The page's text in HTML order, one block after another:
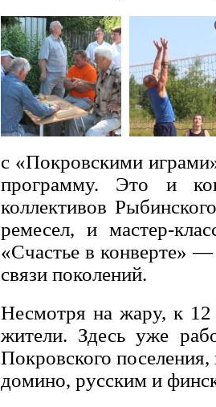
с «Покровскими
программу. Это и
коллективов
ремесел, и мастер-
«Счастье в конверте»
связи поколений.
Несмотря на жару, к 12
жители. Здесь уже
Покровского
домино, русским и